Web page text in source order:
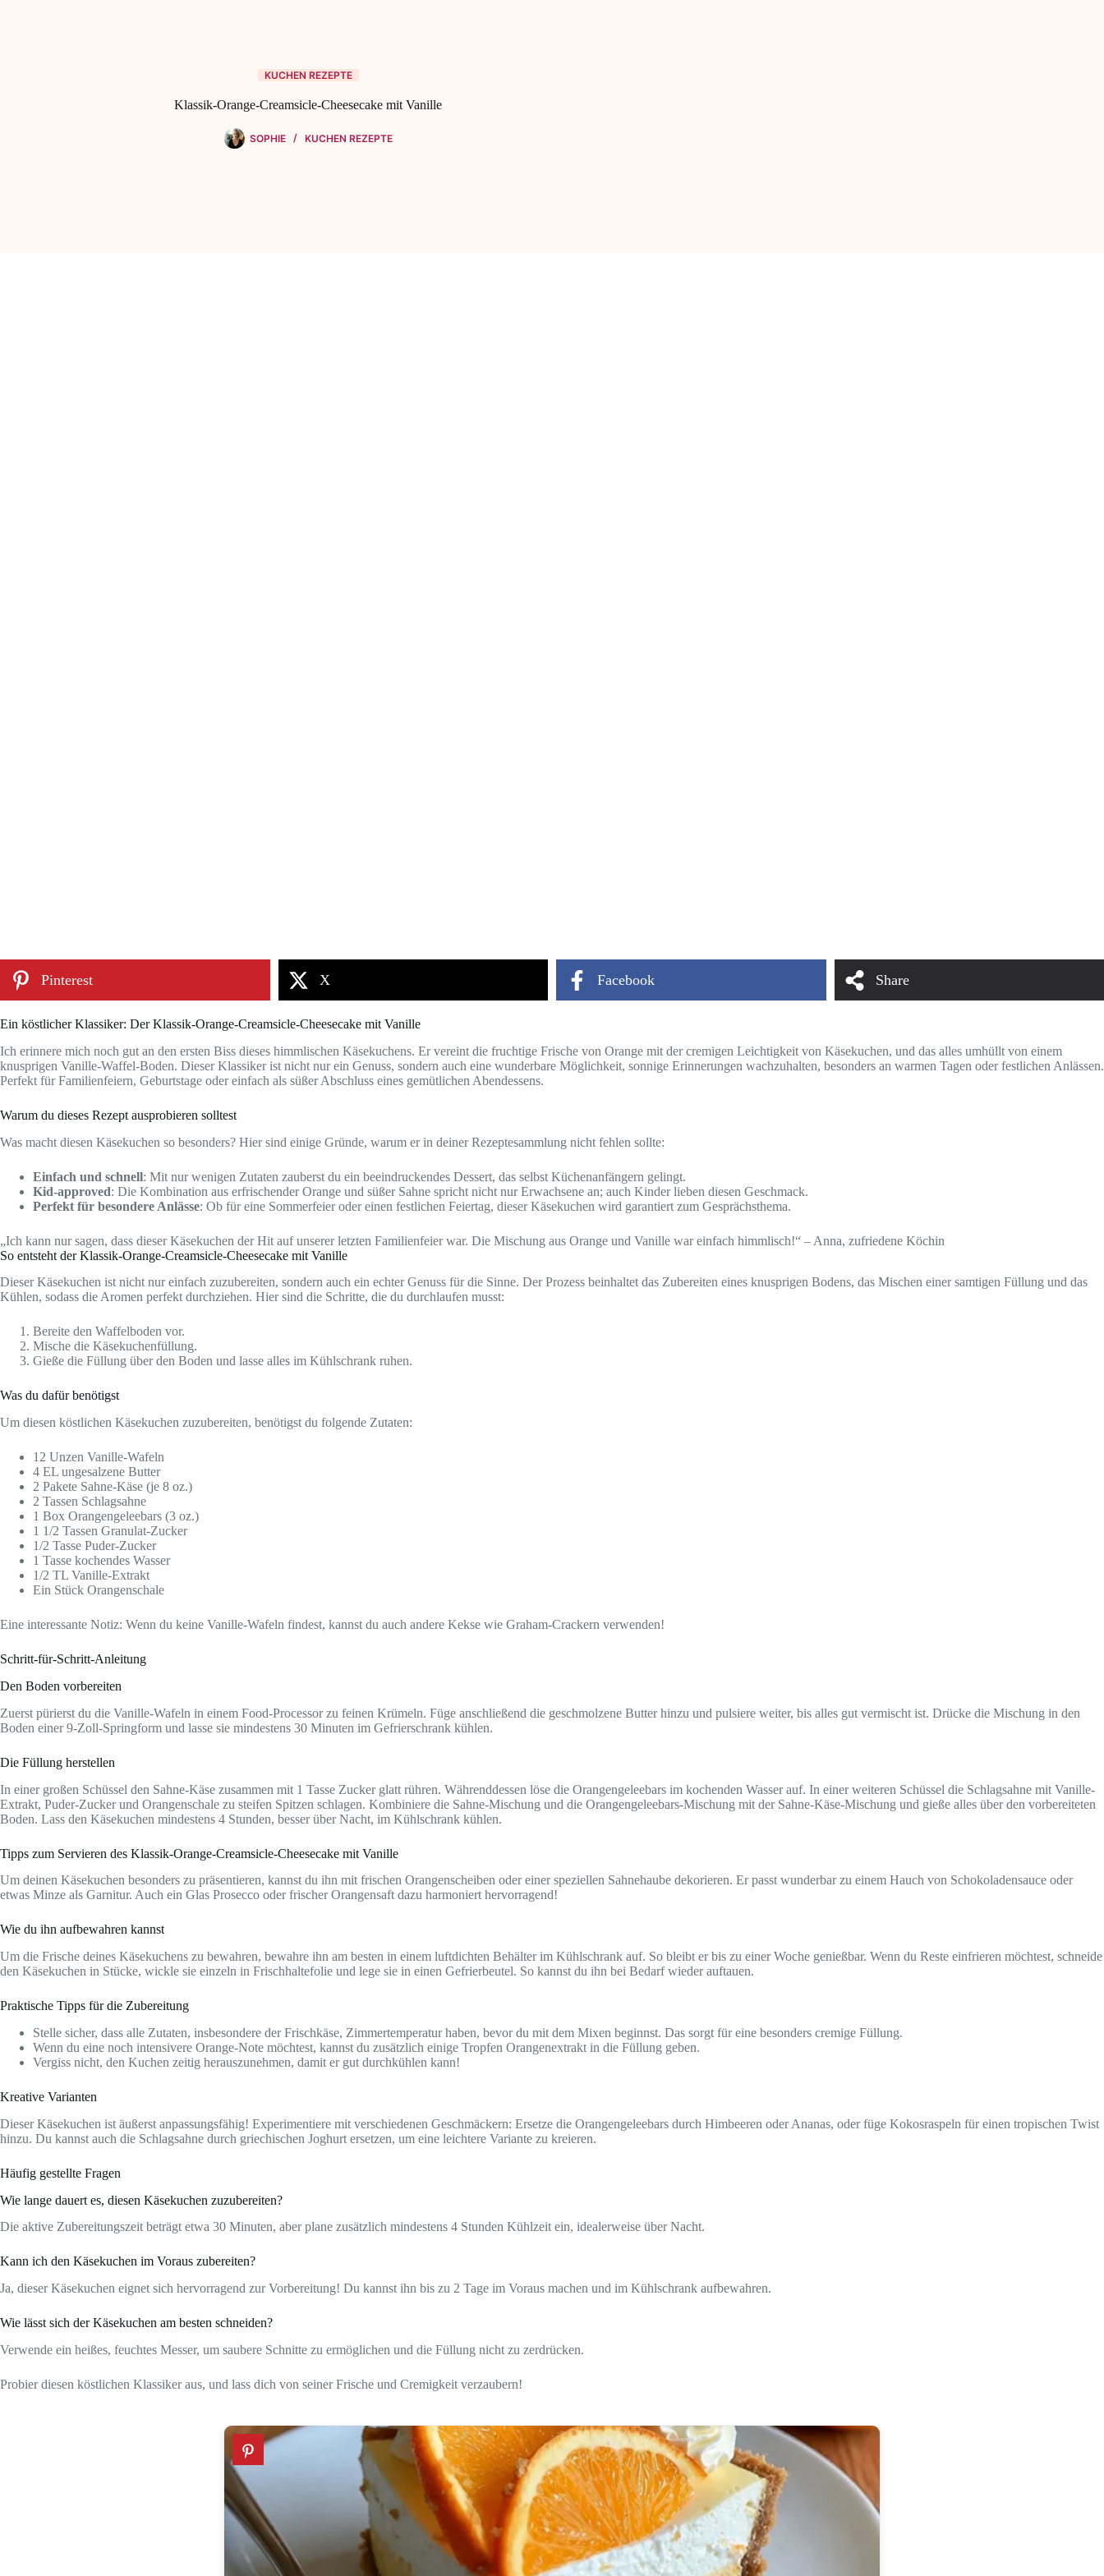
KUCHEN REZEPTE
Klassik-Orange-Creamsicle-Cheesecake mit Vanille
SOPHIE KUCHEN REZEPTE
Pinterest X Facebook Share
Ein köstlicher Klassiker: Der Klassik-Orange-Creamsicle-Cheesecake mit Vanille
Ich erinnere mich noch gut an den ersten Biss dieses himmlischen Käsekuchens. Er vereint die fruchtige Frische von Orange mit der cremigen Leichtigkeit von Käsekuchen, und das alles umhüllt von einem
knusprigen Vanille-Waffel-Boden. Dieser Klassiker ist nicht nur ein Genuss, sondern auch eine wunderbare Möglichkeit, sonnige Erinnerungen wachzuhalten, besonders an warmen Tagen oder festlichen Anlässen.
Perfekt für Familienfeiern, Geburtstage oder einfach als süßer Abschluss eines gemütlichen Abendessens.
Warum du dieses Rezept ausprobieren solltest
Was macht diesen Käsekuchen so besonders? Hier sind einige Gründe, warum er in deiner Rezeptesammlung nicht fehlen sollte:
Einfach und schnell: Mit nur wenigen Zutaten zauberst du ein beeindruckendes Dessert, das selbst Küchenanfängern gelingt.
Kid-approved: Die Kombination aus erfrischender Orange und süßer Sahne spricht nicht nur Erwachsene an; auch Kinder lieben diesen Geschmack.
Perfekt für besondere Anlässe: Ob für eine Sommerfeier oder einen festlichen Feiertag, dieser Käsekuchen wird garantiert zum Gesprächsthema.
„Ich kann nur sagen, dass dieser Käsekuchen der Hit auf unserer letzten Familienfeier war. Die Mischung aus Orange und Vanille war einfach himmlisch!“ – Anna, zufriedene Köchin
So entsteht der Klassik-Orange-Creamsicle-Cheesecake mit Vanille
Dieser Käsekuchen ist nicht nur einfach zuzubereiten, sondern auch ein echter Genuss für die Sinne. Der Prozess beinhaltet das Zubereiten eines knusprigen Bodens, das Mischen einer samtigen Füllung und das
Kühlen, sodass die Aromen perfekt durchziehen. Hier sind die Schritte, die du durchlaufen musst:
Bereite den Waffelboden vor.
Mische die Käsekuchenfüllung.
Gieße die Füllung über den Boden und lasse alles im Kühlschrank ruhen.
Was du dafür benötigst
Um diesen köstlichen Käsekuchen zuzubereiten, benötigst du folgende Zutaten:
12 Unzen Vanille-Wafeln
4 EL ungesalzene Butter
2 Pakete Sahne-Käse (je 8 oz.)
2 Tassen Schlagsahne
1 Box Orangengeleebars (3 oz.)
1 1/2 Tassen Granulat-Zucker
1/2 Tasse Puder-Zucker
1 Tasse kochendes Wasser
1/2 TL Vanille-Extrakt
Ein Stück Orangenschale
Eine interessante Notiz: Wenn du keine Vanille-Wafeln findest, kannst du auch andere Kekse wie Graham-Crackern verwenden!
Schritt-für-Schritt-Anleitung
Den Boden vorbereiten
Zuerst pürierst du die Vanille-Wafeln in einem Food-Processor zu feinen Krümeln. Füge anschließend die geschmolzene Butter hinzu und pulsiere weiter, bis alles gut vermischt ist. Drücke die Mischung in den
Boden einer 9-Zoll-Springform und lasse sie mindestens 30 Minuten im Gefrierschrank kühlen.
Die Füllung herstellen
In einer großen Schüssel den Sahne-Käse zusammen mit 1 Tasse Zucker glatt rühren. Währenddessen löse die Orangengeleebars im kochenden Wasser auf. In einer weiteren Schüssel die Schlagsahne mit Vanille-
Extrakt, Puder-Zucker und Orangenschale zu steifen Spitzen schlagen. Kombiniere die Sahne-Mischung und die Orangengeleebars-Mischung mit der Sahne-Käse-Mischung und gieße alles über den vorbereiteten
Boden. Lass den Käsekuchen mindestens 4 Stunden, besser über Nacht, im Kühlschrank kühlen.
Tipps zum Servieren des Klassik-Orange-Creamsicle-Cheesecake mit Vanille
Um deinen Käsekuchen besonders zu präsentieren, kannst du ihn mit frischen Orangenscheiben oder einer speziellen Sahnehaube dekorieren. Er passt wunderbar zu einem Hauch von Schokoladensauce oder
etwas Minze als Garnitur. Auch ein Glas Prosecco oder frischer Orangensaft dazu harmoniert hervorragend!
Wie du ihn aufbewahren kannst
Um die Frische deines Käsekuchens zu bewahren, bewahre ihn am besten in einem luftdichten Behälter im Kühlschrank auf. So bleibt er bis zu einer Woche genießbar. Wenn du Reste einfrieren möchtest, schneide
den Käsekuchen in Stücke, wickle sie einzeln in Frischhaltefolie und lege sie in einen Gefrierbeutel. So kannst du ihn bei Bedarf wieder auftauen.
Praktische Tipps für die Zubereitung
Stelle sicher, dass alle Zutaten, insbesondere der Frischkäse, Zimmertemperatur haben, bevor du mit dem Mixen beginnst. Das sorgt für eine besonders cremige Füllung.
Wenn du eine noch intensivere Orange-Note möchtest, kannst du zusätzlich einige Tropfen Orangenextrakt in die Füllung geben.
Vergiss nicht, den Kuchen zeitig herauszunehmen, damit er gut durchkühlen kann!
Kreative Varianten
Dieser Käsekuchen ist äußerst anpassungsfähig! Experimentiere mit verschiedenen Geschmäckern: Ersetze die Orangengeleebars durch Himbeeren oder Ananas, oder füge Kokosraspeln für einen tropischen Twist
hinzu. Du kannst auch die Schlagsahne durch griechischen Joghurt ersetzen, um eine leichtere Variante zu kreieren.
Häufig gestellte Fragen
Wie lange dauert es, diesen Käsekuchen zuzubereiten?
Die aktive Zubereitungszeit beträgt etwa 30 Minuten, aber plane zusätzlich mindestens 4 Stunden Kühlzeit ein, idealerweise über Nacht.
Kann ich den Käsekuchen im Voraus zubereiten?
Ja, dieser Käsekuchen eignet sich hervorragend zur Vorbereitung! Du kannst ihn bis zu 2 Tage im Voraus machen und im Kühlschrank aufbewahren.
Wie lässt sich der Käsekuchen am besten schneiden?
Verwende ein heißes, feuchtes Messer, um saubere Schnitte zu ermöglichen und die Füllung nicht zu zerdrücken.
Probier diesen köstlichen Klassiker aus, und lass dich von seiner Frische und Cremigkeit verzaubern!